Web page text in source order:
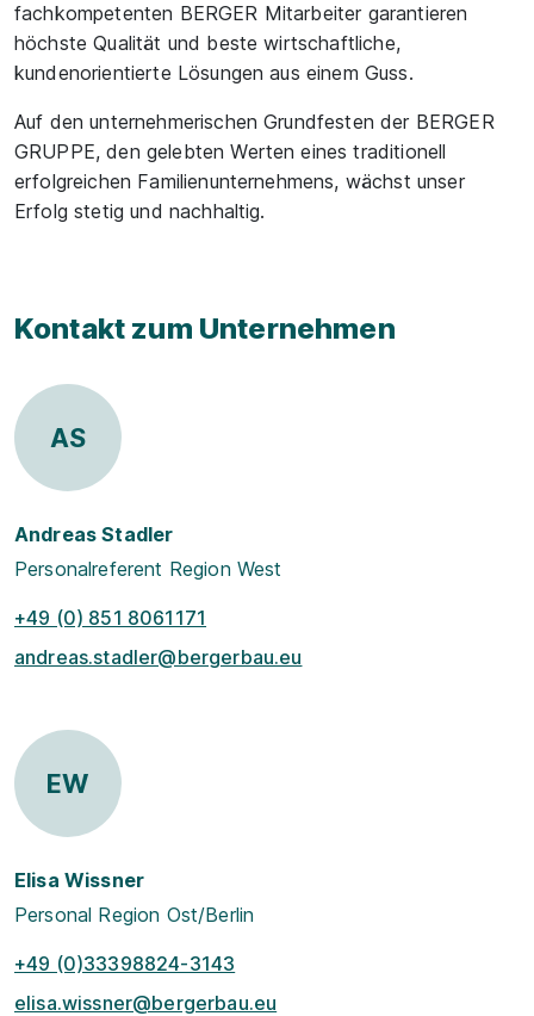
fachkompetenten BERGER Mitarbeiter garantieren
höchste Qualität und beste wirtschaftliche,
kundenorientierte Lösungen aus einem Guss.
Auf den unternehmerischen Grundfesten der BERGER
GRUPPE, den gelebten Werten eines traditionell
erfolgreichen Familienunternehmens, wächst unser
Erfolg stetig und nachhaltig.
Kontakt zum Unternehmen
AS
Andreas Stadler
Personalreferent Region West
+49 (0) 851 8061171
andreas.stadler@bergerbau.eu
EW
Elisa Wissner
Personal Region Ost/Berlin
+49 (0)33398824-3143
elisa.wissner@bergerbau.eu